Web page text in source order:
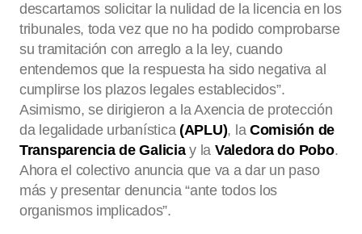
descartamos solicitar la nulidad de la licencia en los
tribunales, toda vez que no ha podido comprobarse
su tramitación con arreglo a la ley, cuando
entendemos que la respuesta ha sido negativa al
cumplirse los plazos legales establecidos”.
Asimismo, se dirigieron a la Axencia de protección
da legalidade urbanística (APLU), laComisión de
Transparencia de Galiciay la Valedora do Pobo.
Ahora el colectivo anuncia que va a dar un paso
más y presentar denuncia “ante todos los
organismos implicados”.